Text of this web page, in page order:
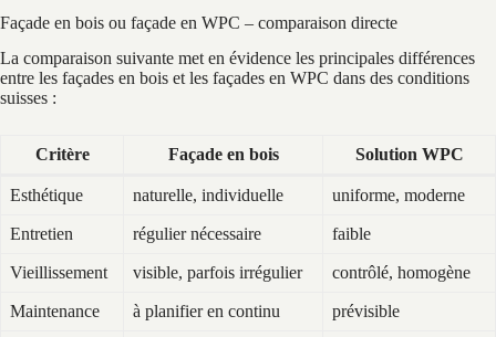
Façade en bois ou façade en WPC – comparaison directe
La comparaison suivante met en évidence les principales différences
entre les façades en bois et les façades en WPC dans des conditions
suisses :
Critère Façade en bois Solution WPC
Esthétique naturelle, individuelle uniforme, moderne
Entretien régulier nécessaire faible
Vieillissement visible, parfois irrégulier contrôlé, homogène
Maintenance à planifier en continu prévisible